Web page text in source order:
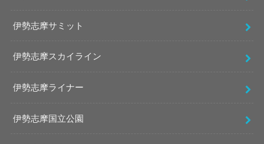
伊勢志摩サミット
伊勢志摩スカイライン
伊勢志摩ライナー
伊勢志摩国立公園